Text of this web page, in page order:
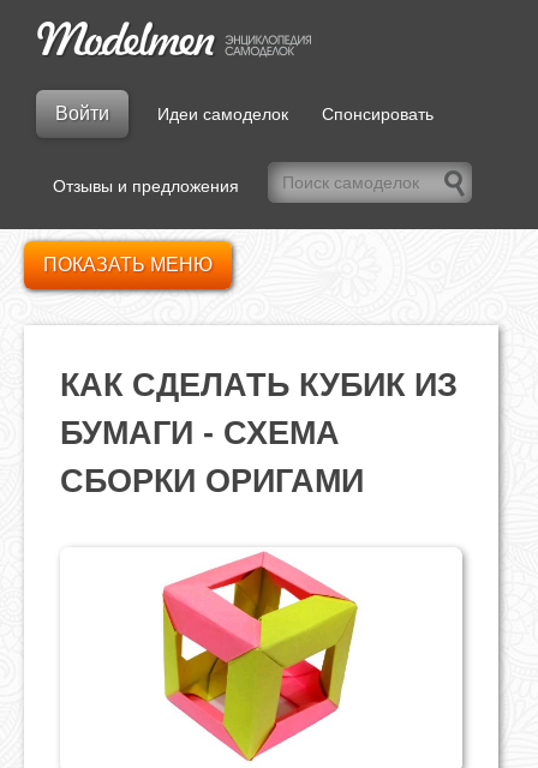
Войти Идеи самоделок Спонсировать
Отзывы и предложения
КАК СДЕЛАТЬ КУБИК ИЗ
БУМАГИ - СХЕМА
СБОРКИ ОРИГАМИ
ПОКАЗАТЬ МЕНЮ